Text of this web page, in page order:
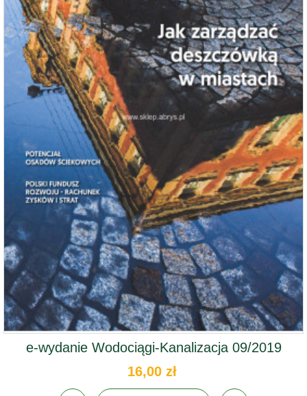
e-wydanie Wodociągi-Kanalizacja 09/2019
16,00 zł